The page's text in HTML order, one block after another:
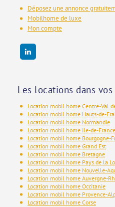
Déposez une annonce
Mobilhome de luxe
Mon compte
Les locations dans
Location mobil home Centre-Val
Location mobil home Hauts-de-
Location mobil home Normandie
Location mobil home Ile-de-France
Location mobil home Bourgogne-
Location mobil home Grand Est
Location mobil home Bretagne
Location mobil home Pays de la
Location mobil home Nouvelle-
Location mobil home Auvergne-
Location mobil home Occitanie
Location mobil home Provence-
Location mobil home Corse